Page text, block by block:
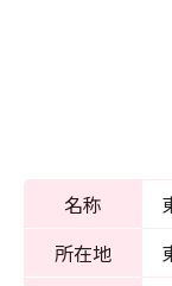
名称
所在地